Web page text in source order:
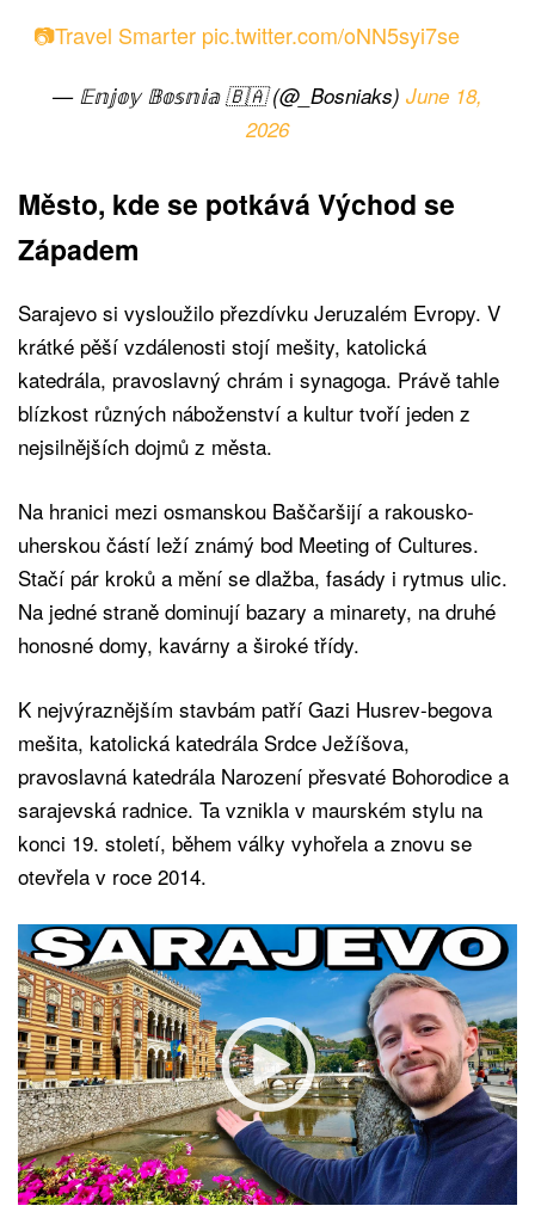
📷Travel Smarter pic.twitter.com/oNN5syi7se
— 𝔼𝕟𝕛𝕠𝕪 𝔹𝕠𝕤𝕟𝕚𝕒 🇧🇦 (@_Bosniaks) June 18,
2026
Město, kde se potkává Východ se
Západem
Sarajevo si vysloužilo přezdívku Jeruzalém Evropy. V
krátké pěší vzdálenosti stojí mešity, katolická
katedrála, pravoslavný chrám i synagoga. Právě tahle
blízkost různých náboženství a kultur tvoří jeden z
nejsilnějších dojmů z města.
Na hranici mezi osmanskou Baščaršijí a rakousko-
uherskou částí leží známý bod Meeting of Cultures.
Stačí pár kroků a mění se dlažba, fasády i rytmus ulic.
Na jedné straně dominují bazary a minarety, na druhé
honosné domy, kavárny a široké třídy.
K nejvýraznějším stavbám patří Gazi Husrev-begova
mešita, katolická katedrála Srdce Ježíšova,
pravoslavná katedrála Narození přesvaté Bohorodice a
sarajevská radnice. Ta vznikla v maurském stylu na
konci 19. století, během války vyhořela a znovu se
otevřela v roce 2014.